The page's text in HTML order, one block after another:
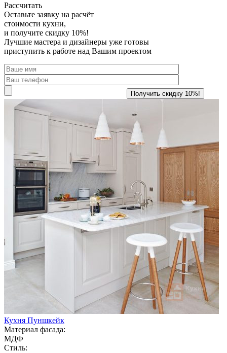
Рассчитать
Оставьте заявку на расчёт
стоимости кухни,
и получите скидку 10%!
Лучшие мастера и дизайнеры уже готовы
приступить к работе над Вашим проектом
Кухня Пуншкейк
Материал фасада:
МДФ
Стиль: